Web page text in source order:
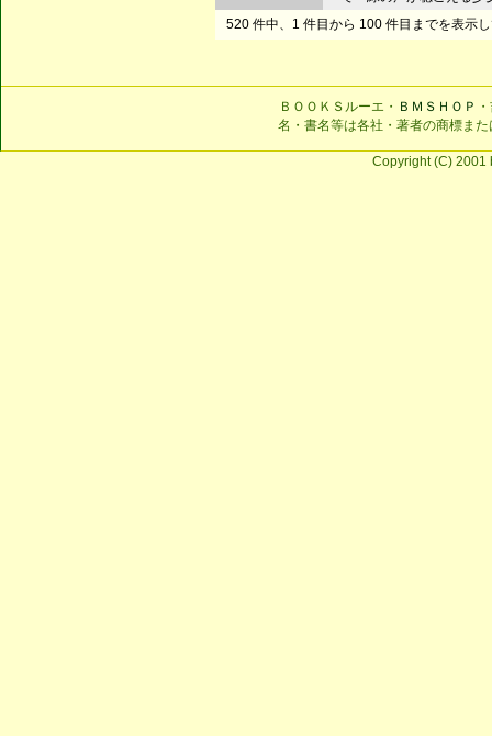
520 件中、1 件目から 100 件目までを表示
ＢＯＯＫＳルーエ・ ＢＭＳＨＯＰ
名・書名等は各社・著者の商標ま
Copyright (C) 2001